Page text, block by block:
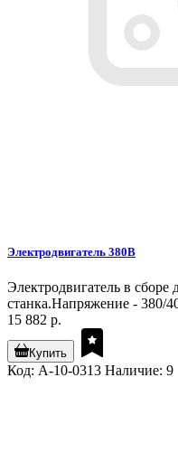
Электродвигатель 380В
Электродвигатель в
станка.Напряжение - 380/
15 882 р.
Купить
Код: A-10-0313 Наличие: 9